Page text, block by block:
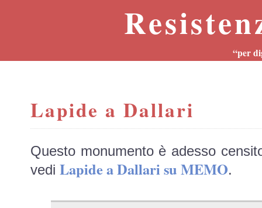
“per
Lapide a Dallari
Questo monumento è adesso
vedi Lapide a Dallari su MEMO.